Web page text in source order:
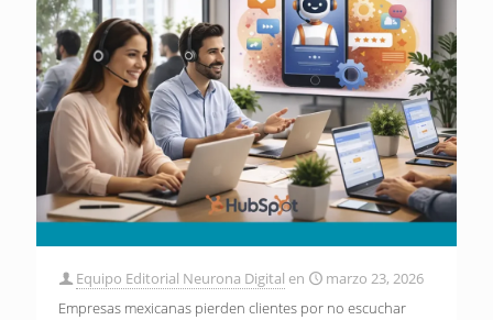
Equipo Editorial Neurona Digital en
marzo 23, 2026
Empresas mexicanas pierden clientes por no escuchar